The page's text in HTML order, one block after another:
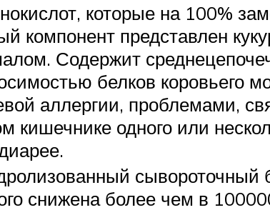
которые на 100%
компонент представлен
Содержит
белков коровьего
аллергии, проблемами,
кишечнике одного или
сывороточный
снижена более чем в